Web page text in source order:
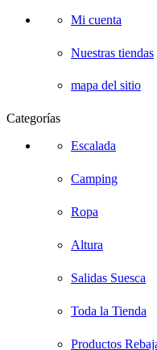
Mi cuenta
Nuestras tiendas
mapa del sitio
Categorías
Escalada
Camping
Ropa
Altura
Salidas Suesca
Toda la Tienda
Productos